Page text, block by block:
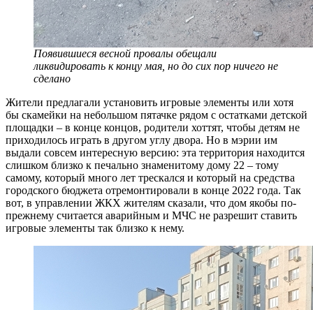
Появившиеся весной провалы обещали
ликвидировать к концу мая, но до сих пор ничего не
сделано
Жители предлагали установить игровые элементы или хотя
бы скамейки на небольшом пятачке рядом с остатками детской
площадки – в конце концов, родители хоттят, чтобы детям не
приходилось играть в другом углу двора. Но в мэрии им
выдали совсем интересную версию: эта территория находится
слишком близко к печально знаменитому дому 22 – тому
самому, который много лет трескался и который на средства
городского бюджета отремонтировали в конце 2022 года. Так
вот, в управлении ЖКХ жителям сказали, что дом якобы по-
прежнему считается аварийным и МЧС не разрешит ставить
игровые элементы так близко к нему.